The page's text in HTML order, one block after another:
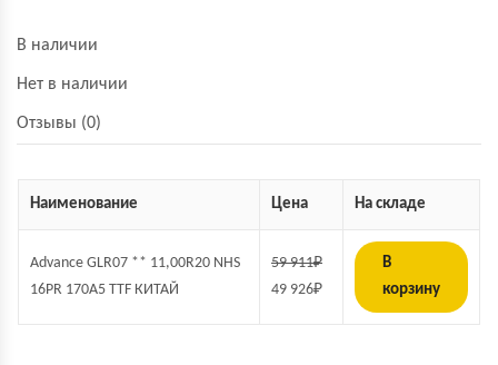
В наличии
Нет в наличии
Отзывы (0)
Наименование Цена На складе
Advance GLR07 ** 11,00R20 NHS
16PR 170A5 TTF КИТАЙ
59 911₽
49 926₽
В
корзину